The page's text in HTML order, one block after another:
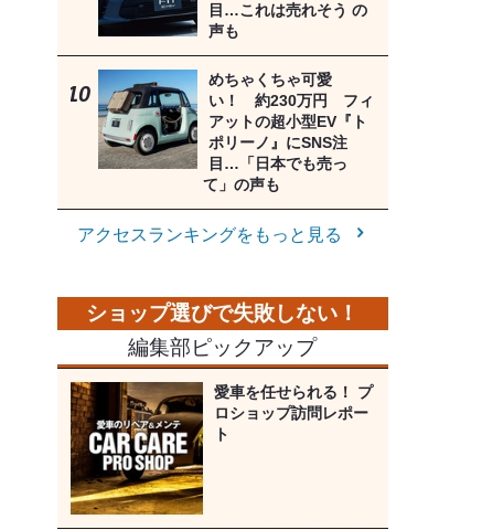
目…これは売れそう の
声も
めちゃくちゃ可愛
い！ 約230万円 フィ
アットの超小型EV『ト
ポリーノ』にSNS注
目…「日本でも売っ
て」の声も
アクセスランキングをもっと見る
編集部ピックアップ
愛車を任せられる！ プ
ロショップ訪問レポー
ト